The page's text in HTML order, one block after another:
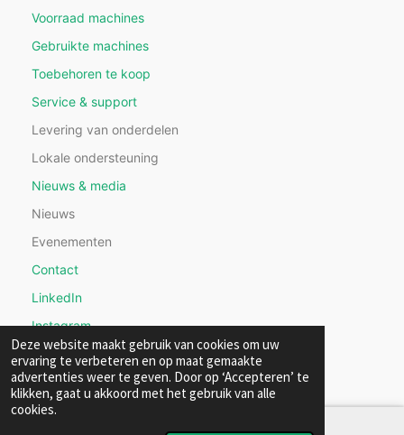
Deze website maakt gebruik van cookies om uw
ervaring te verbeteren en op maat gemaakte
advertenties weer te geven. Door op ‘Accepteren’ te
klikken, gaat u akkoord met het gebruik van alle
cookies.
Voorraad machines
Gebruikte machines
Toebehoren te koop
Service & support
Levering van onderdelen
Lokale ondersteuning
Nieuws & media
Nieuws
Evenementen
Contact
LinkedIn
Instagram